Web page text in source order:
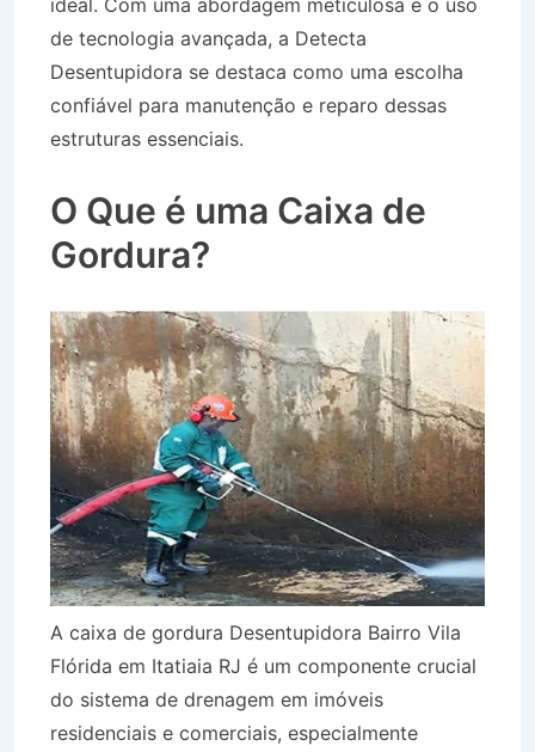
de tecnologia avançada, a Detecta
Desentupidora se destaca como uma escolha
confiável para manutenção e reparo dessas
estruturas essenciais.
O Que é uma Caixa de
Gordura?
A caixa de gordura Desentupidora Bairro Vila
Flórida em Itatiaia RJ é um componente crucial
do sistema de drenagem em imóveis
residenciais e comerciais, especialmente